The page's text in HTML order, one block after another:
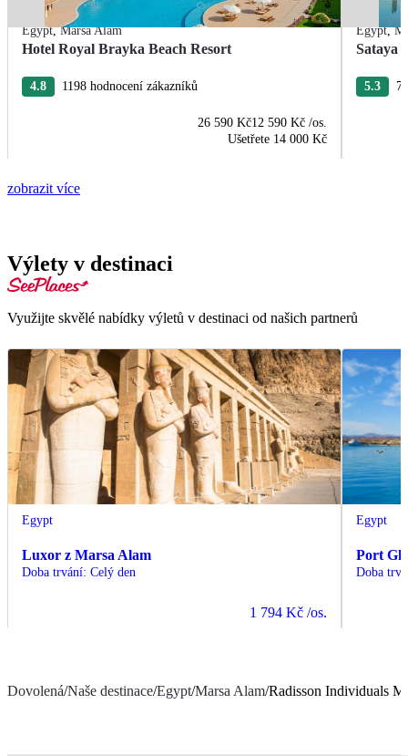
Egypt,Marsa Alam
Hotel Royal Brayka Beach Resort
4.8 1198 hodnocení zákazníků
26 590 Kč12 590 Kč /os.
Ušetřete 14 000 Kč
Egypt,
Sataya
5.3
zobrazit více
Výlety v destinaci
Využijte skvělé nabídky výletů v destinaci od našich partnerů
Egypt
Luxor z Marsa Alam
Doba trvání: Celý den
1 794 Kč /os.
Egypt
Port
Doba
Dovolená/Naše destinace/Egypt/Marsa Alam/Radisson Individuals